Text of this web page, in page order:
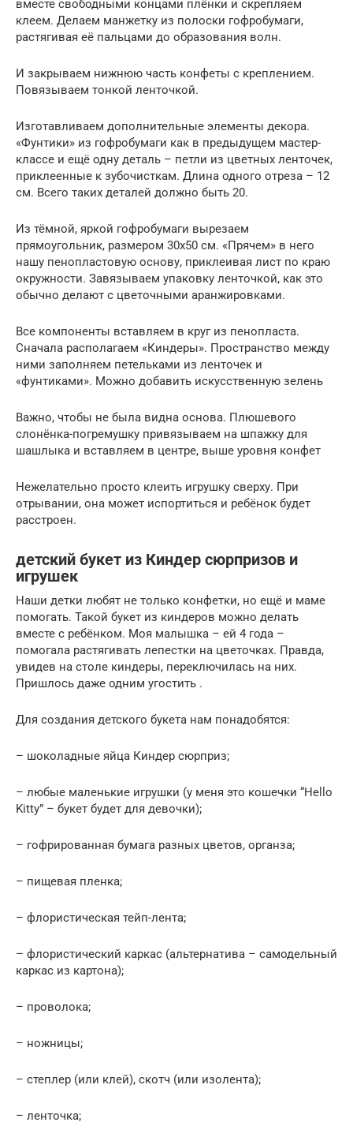
вместе свободными концами плёнки и скрепляем
клеем. Делаем манжетку из полоски гофробумаги,
растягивая её пальцами до образования волн.
И закрываем нижнюю часть конфеты с креплением.
Повязываем тонкой ленточкой.
Изготавливаем дополнительные элементы декора.
«Фунтики» из гофробумаги как в предыдущем мастер-
классе и ещё одну деталь – петли из цветных ленточек,
приклеенные к зубочисткам. Длина одного отреза – 12
см. Всего таких деталей должно быть 20.
Из тёмной, яркой гофробумаги вырезаем
прямоугольник, размером 30х50 см. «Прячем» в него
нашу пенопластовую основу, приклеивая лист по краю
окружности. Завязываем упаковку ленточкой, как это
обычно делают с цветочными аранжировками.
Все компоненты вставляем в круг из пенопласта.
Сначала располагаем «Киндеры». Пространство между
ними заполняем петельками из ленточек и
«фунтиками». Можно добавить искусственную зелень
Важно, чтобы не была видна основа. Плюшевого
слонёнка-погремушку привязываем на шпажку для
шашлыка и вставляем в центре, выше уровня конфет
Нежелательно просто клеить игрушку сверху. При
отрывании, она может испортиться и ребёнок будет
расстроен.
детский букет из Киндер сюрпризов и
игрушек
Наши детки любят не только конфетки, но ещё и маме
помогать. Такой букет из киндеров можно делать
вместе с ребёнком. Моя малышка – ей 4 года –
помогала растягивать лепестки на цветочках. Правда,
увидев на столе киндеры, переключилась на них.
Пришлось даже одним угостить .
Для создания детского букета нам понадобятся:
– шоколадные яйца Киндер сюрприз;
– любые маленькие игрушки (у меня это кошечки “Hello
Kitty” – букет будет для девочки);
– гофрированная бумага разных цветов, органза;
– пищевая пленка;
– флористическая тейп-лента;
– флористический каркас (альтернатива – самодельный
каркас из картона);
– проволока;
– ножницы;
– степлер (или клей), скотч (или изолента);
– ленточка;